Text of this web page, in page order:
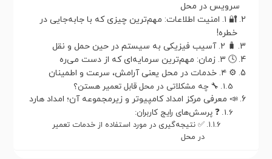
سرویس در محل
🔐 ۱. امنیت اطلاعات: مهم‌ترین چیزی که با جابه‌جایی در
خطره!
🧳 ۲. آسیب فیزیکی به سیستم در حین حمل و نقل
🕓 ۳. زمان: مهم‌ترین سرمایه‌ای که از دست می‌ره
⚙️ ۴. خدمات در محل یعنی آرامش، سرعت و اطمینان
🔧 چه مشکلاتی در محل قابل تعمیر هستن؟
📣 معرفی مرکز امداد کامپیوتر و زیرمجموعه آن؛ امداد هارد
❓ پرسش‌های رایج کاربران:
✅ نتیجه‌گیری در مورد استفاده از خدمات تعمیر
در محل